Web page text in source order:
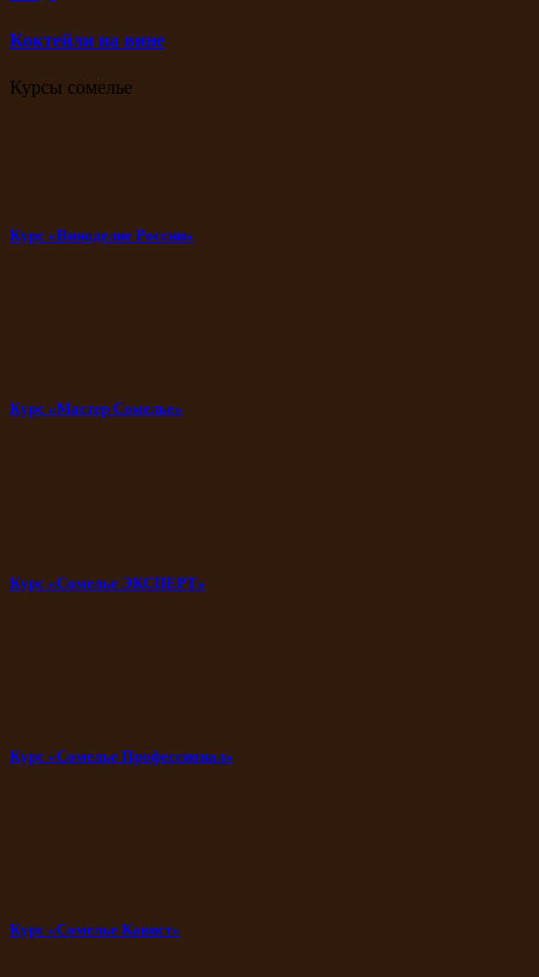
Коктейли на вине
Курсы сомелье
Курс «Виноделие России»
Курс «Мастер Сомелье»
Курс «Сомелье ЭКСПЕРТ»
Курс «Сомелье Профессионал»
Курс «Сомелье Кавист»